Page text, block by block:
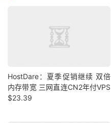
HostDare：夏季促销继续 双倍
内存带宽 三网直连CN2年付VPS
$23.39